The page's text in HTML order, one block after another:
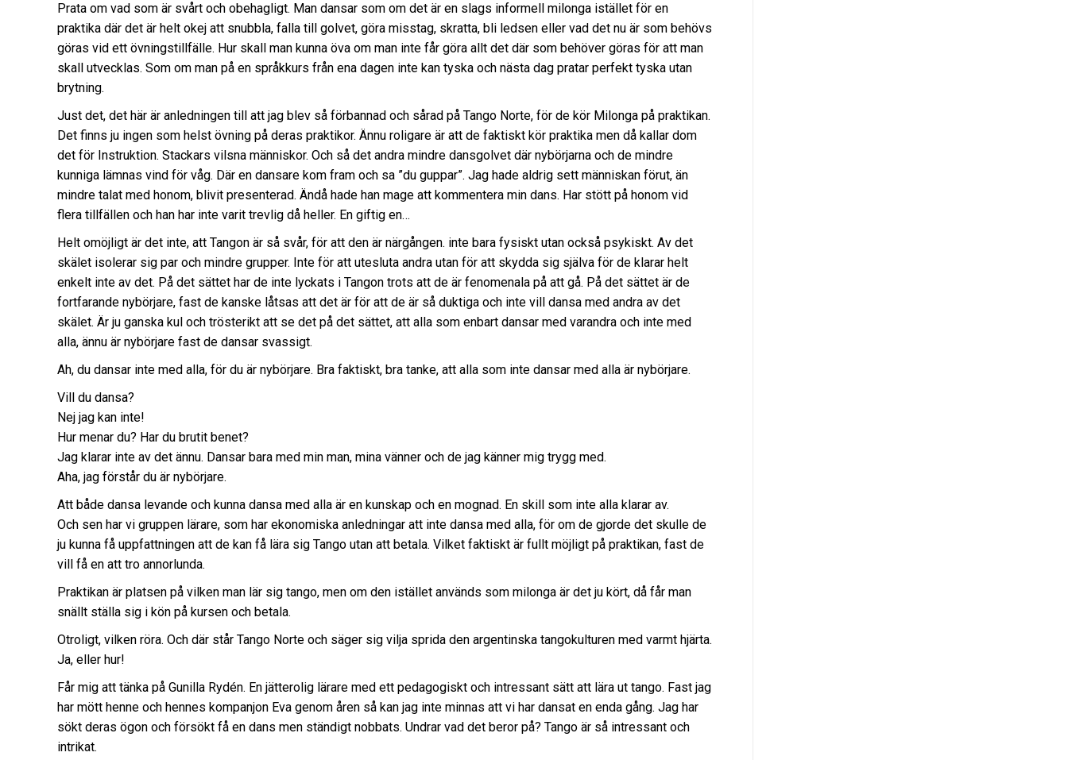
Prata om vad som är svårt och obehagligt. Man dansar som om det är en slags informell milonga istället för en
praktika där det är helt okej att snubbla, falla till golvet, göra misstag, skratta, bli ledsen eller vad det nu är som behövs
göras vid ett övningstillfälle. Hur skall man kunna öva om man inte får göra allt det där som behöver göras för att man
skall utvecklas. Som om man på en språkkurs från ena dagen inte kan tyska och nästa dag pratar perfekt tyska utan
brytning.
Just det, det här är anledningen till att jag blev så förbannad och sårad på Tango Norte, för de kör Milonga på praktikan.
Det finns ju ingen som helst övning på deras praktikor. Ännu roligare är att de faktiskt kör praktika men då kallar dom
det för Instruktion. Stackars vilsna människor. Och så det andra mindre dansgolvet där nybörjarna och de mindre
kunniga lämnas vind för våg. Där en dansare kom fram och sa ”du guppar”. Jag hade aldrig sett människan förut, än
mindre talat med honom, blivit presenterad. Ändå hade han mage att kommentera min dans. Har stött på honom vid
flera tillfällen och han har inte varit trevlig då heller. En giftig en…
Helt omöjligt är det inte, att Tangon är så svår, för att den är närgången. inte bara fysiskt utan också psykiskt. Av det
skälet isolerar sig par och mindre grupper. Inte för att utesluta andra utan för att skydda sig själva för de klarar helt
enkelt inte av det. På det sättet har de inte lyckats i Tangon trots att de är fenomenala på att gå. På det sättet är de
fortfarande nybörjare, fast de kanske låtsas att det är för att de är så duktiga och inte vill dansa med andra av det
skälet. Är ju ganska kul och trösterikt att se det på det sättet, att alla som enbart dansar med varandra och inte med
alla, ännu är nybörjare fast de dansar svassigt.
Ah, du dansar inte med alla, för du är nybörjare. Bra faktiskt, bra tanke, att alla som inte dansar med alla är nybörjare.
Vill du dansa?
Nej jag kan inte!
Hur menar du? Har du brutit benet?
Jag klarar inte av det ännu. Dansar bara med min man, mina vänner och de jag känner mig trygg med.
Aha, jag förstår du är nybörjare.
Att både dansa levande och kunna dansa med alla är en kunskap och en mognad. En skill som inte alla klarar av.
Och sen har vi gruppen lärare, som har ekonomiska anledningar att inte dansa med alla, för om de gjorde det skulle de
ju kunna få uppfattningen att de kan få lära sig Tango utan att betala. Vilket faktiskt är fullt möjligt på praktikan, fast de
vill få en att tro annorlunda.
Praktikan är platsen på vilken man lär sig tango, men om den istället används som milonga är det ju kört, då får man
snällt ställa sig i kön på kursen och betala.
Otroligt, vilken röra. Och där står Tango Norte och säger sig vilja sprida den argentinska tangokulturen med varmt hjärta.
Ja, eller hur!
Får mig att tänka på Gunilla Rydén. En jätterolig lärare med ett pedagogiskt och intressant sätt att lära ut tango. Fast jag
har mött henne och hennes kompanjon Eva genom åren så kan jag inte minnas att vi har dansat en enda gång. Jag har
sökt deras ögon och försökt få en dans men ständigt nobbats. Undrar vad det beror på? Tango är så intressant och
intrikat.